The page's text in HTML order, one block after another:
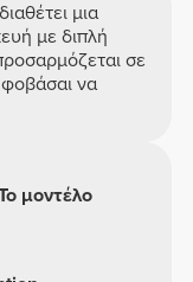
μια
με διπλή
σε
να
μοντέλο